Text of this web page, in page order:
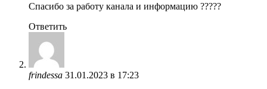
Спасибо за работу канала и информацию ?????
Ответить
frindessa 31.01.2023 в 17:23